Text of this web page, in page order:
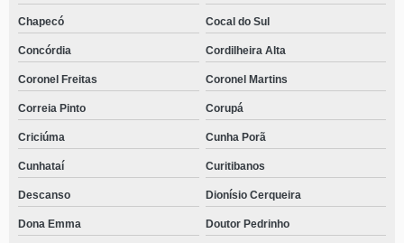
Chapecó Cocal do Sul
Concórdia Cordilheira Alta
Coronel Freitas Coronel Martins
Correia Pinto Corupá
Criciúma Cunha Porã
Cunhataí Curitibanos
Descanso Dionísio Cerqueira
Dona Emma Doutor Pedrinho